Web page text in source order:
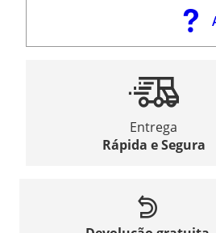
Entrega
Rápida e Segura